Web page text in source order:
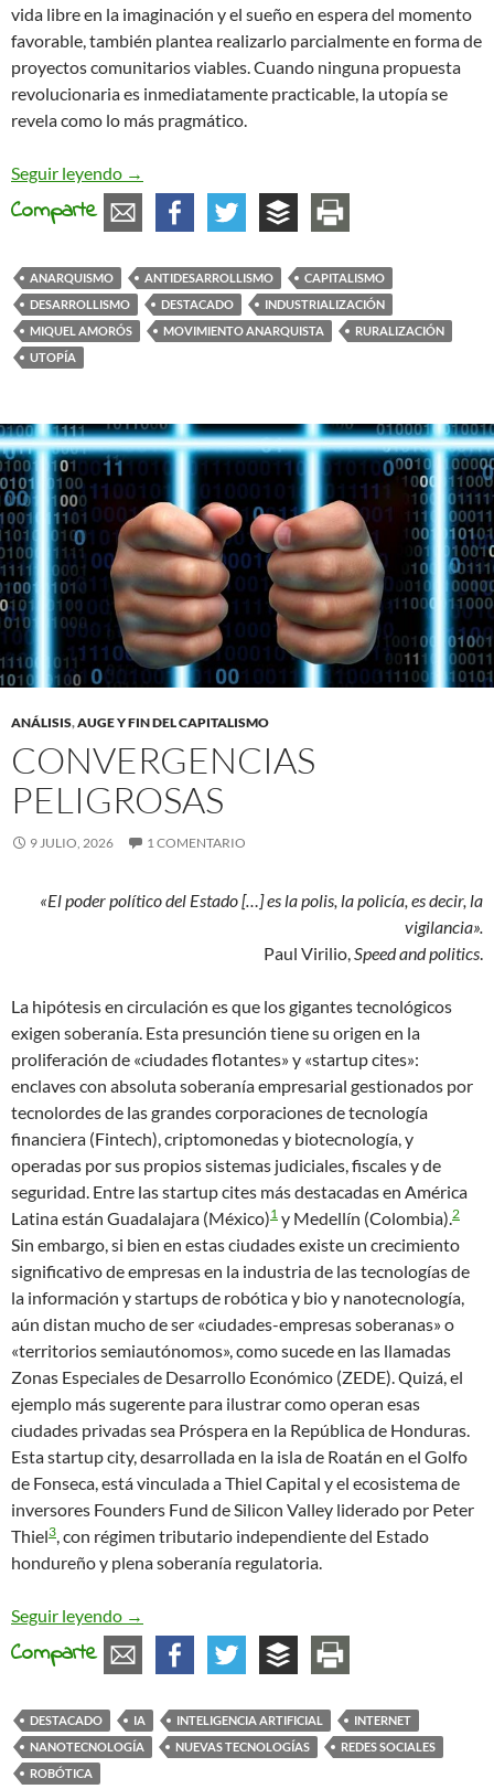
vida libre en la imaginación y el sueño en espera del momento
favorable, también plantea realizarlo parcialmente en forma de
proyectos comunitarios viables. Cuando ninguna propuesta
revolucionaria es inmediatamente practicable, la utopía se
revela como lo más pragmático.
Seguir leyendo El anarquismo práctico y la utopía concreta
→
Comparte
ANARQUISMO ANTIDESARROLLISMO
CAPITALISMO
DESARROLLISMO
DESTACADO
INDUSTRIALIZACIÓN
MIQUEL AMORÓS
MOVIMIENTO ANARQUISTA
RURALIZACIÓN
UTOPÍA
ANÁLISIS,AUGE Y FIN DEL CAPITALISMO
CONVERGENCIAS
PELIGROSAS
9 JULIO, 2026 1 COMENTARIO
«El poder político del Estado […] es la polis, la policía, es decir, la
vigilancia».
Paul Virilio,Speed and politics.
La hipótesis en circulación es que los gigantes tecnológicos
exigen soberanía. Esta presunción tiene su origen en la
proliferación de «ciudades flotantes» y «startup cites»:
enclaves con absoluta soberanía empresarial gestionados por
tecnolordes de las grandes corporaciones de tecnología
financiera (Fintech), criptomonedas y biotecnología, y
operadas por sus propios sistemas judiciales, fiscales y de
seguridad. Entre las startup cites más destacadas en América
Latina están Guadalajara (México)1 y Medellín (Colombia).2
Sin embargo, si bien en estas ciudades existe un crecimiento
significativo de empresas en la industria de las tecnologías de
la información y startups de robótica y bio y nanotecnología,
aún distan mucho de ser «ciudades-empresas soberanas» o
«territorios semiautónomos», como sucede en las llamadas
Zonas Especiales de Desarrollo Económico (ZEDE). Quizá, el
ejemplo más sugerente para ilustrar como operan esas
ciudades privadas sea Próspera en la República de Honduras.
Esta startup city, desarrollada en la isla de Roatán en el Golfo
de Fonseca, está vinculada a Thiel Capital y el ecosistema de
inversores Founders Fund de Silicon Valley liderado por Peter
Thiel3, con régimen tributario independiente del Estado
hondureño y plena soberanía regulatoria.
Seguir leyendo Convergencias peligrosas
→
Comparte
DESTACADO IA INTELIGENCIA ARTIFICIAL
INTERNET
NANOTECNOLOGÍA
NUEVAS TECNOLOGÍAS
REDES SOCIALES
ROBÓTICA